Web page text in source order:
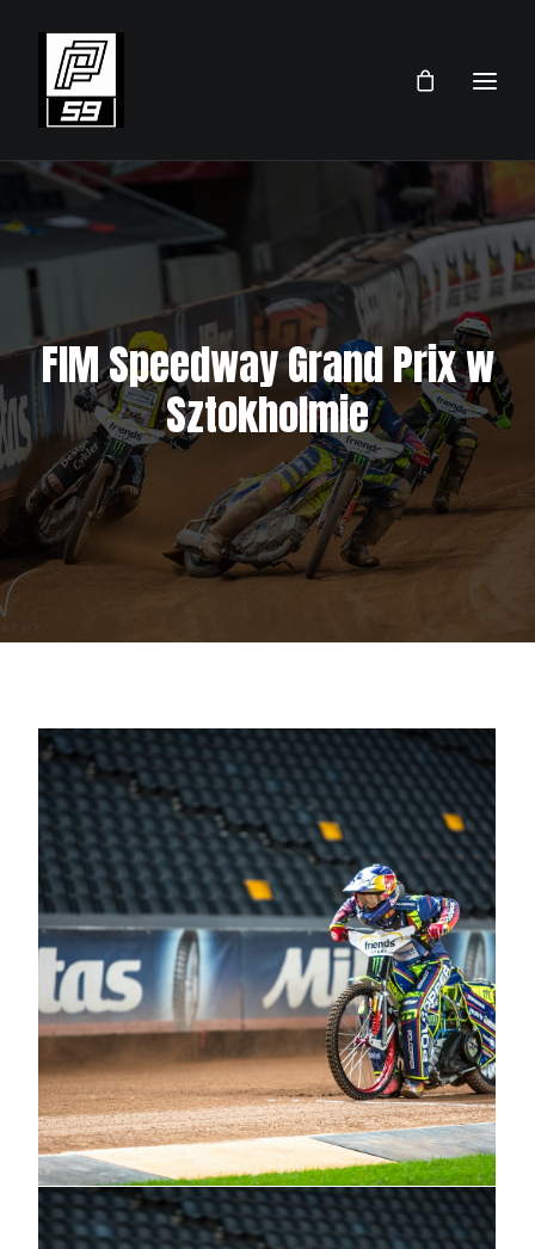
PRZEMEK PAWLICKI
SKLEP
AKTUALNOŚCI
TERMINARZ 2026
KONTAKT
FIM Speedway Grand Prix w
Sztokholmie